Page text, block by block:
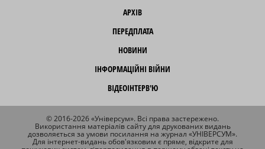
АРХІВ
ПЕРЕДПЛАТА
НОВИНИ
ІНФОРМАЦІЙНІ ВІЙНИ
ВІДЕОІНТЕРВ'Ю
© 2016-2026 «Універсум». Всі права застережено.
Використання матеріалів сайту для друкованих видань
дозволяється за умови посилання на журнал «УНІВЕРСУМ».
Для інтернет-видань обов'язковим є пряме, відкрите для